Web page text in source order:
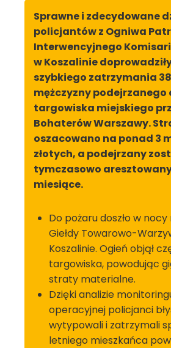
Sprawne i zdecydowane
policjantów z Ogniwa
Interwencyjnego
w Koszalinie
szybkiego zatrzymania
mężczyzny podejrzanego
targowiska miejskiego
Bohaterów Warszawy.
oszacowano na ponad 3
złotych, a podejrzany
tymczasowo
miesiące.
Do pożaru doszło w
Giełdy Towarowo-
Koszalinie. Ogień objął
targowiska, powodując
straty materialne.
Dzięki analizie
operacyjnej policjanci
wytypowali i zatrzymali
letniego mieszkańca